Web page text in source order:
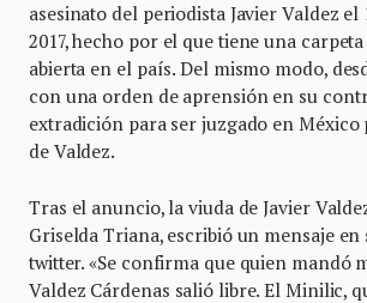
asesinato del periodista Javier Valdez el
2017, hecho por el que tiene una
abierta en el país. Del mismo modo,
con una orden de aprensión en su
extradición para ser juzgado en México
de Valdez.
Tras el anuncio, la viuda de Javier
Griselda Triana, escribió un mensaje en
twitter. «Se confirma que quien mandó
Valdez Cárdenas salió libre. El Minilic,